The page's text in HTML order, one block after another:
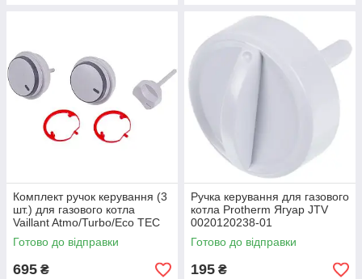
Комплект ручок керування (3
шт.) для газового котла
Vaillant Atmo/Turbo/Eco TEC
Pro/Plus 0020048969
Готово до відправки
695 ₴
Ручка керування для газового
котла Protherm Ягуар JTV
0020120238-01
Готово до відправки
195 ₴